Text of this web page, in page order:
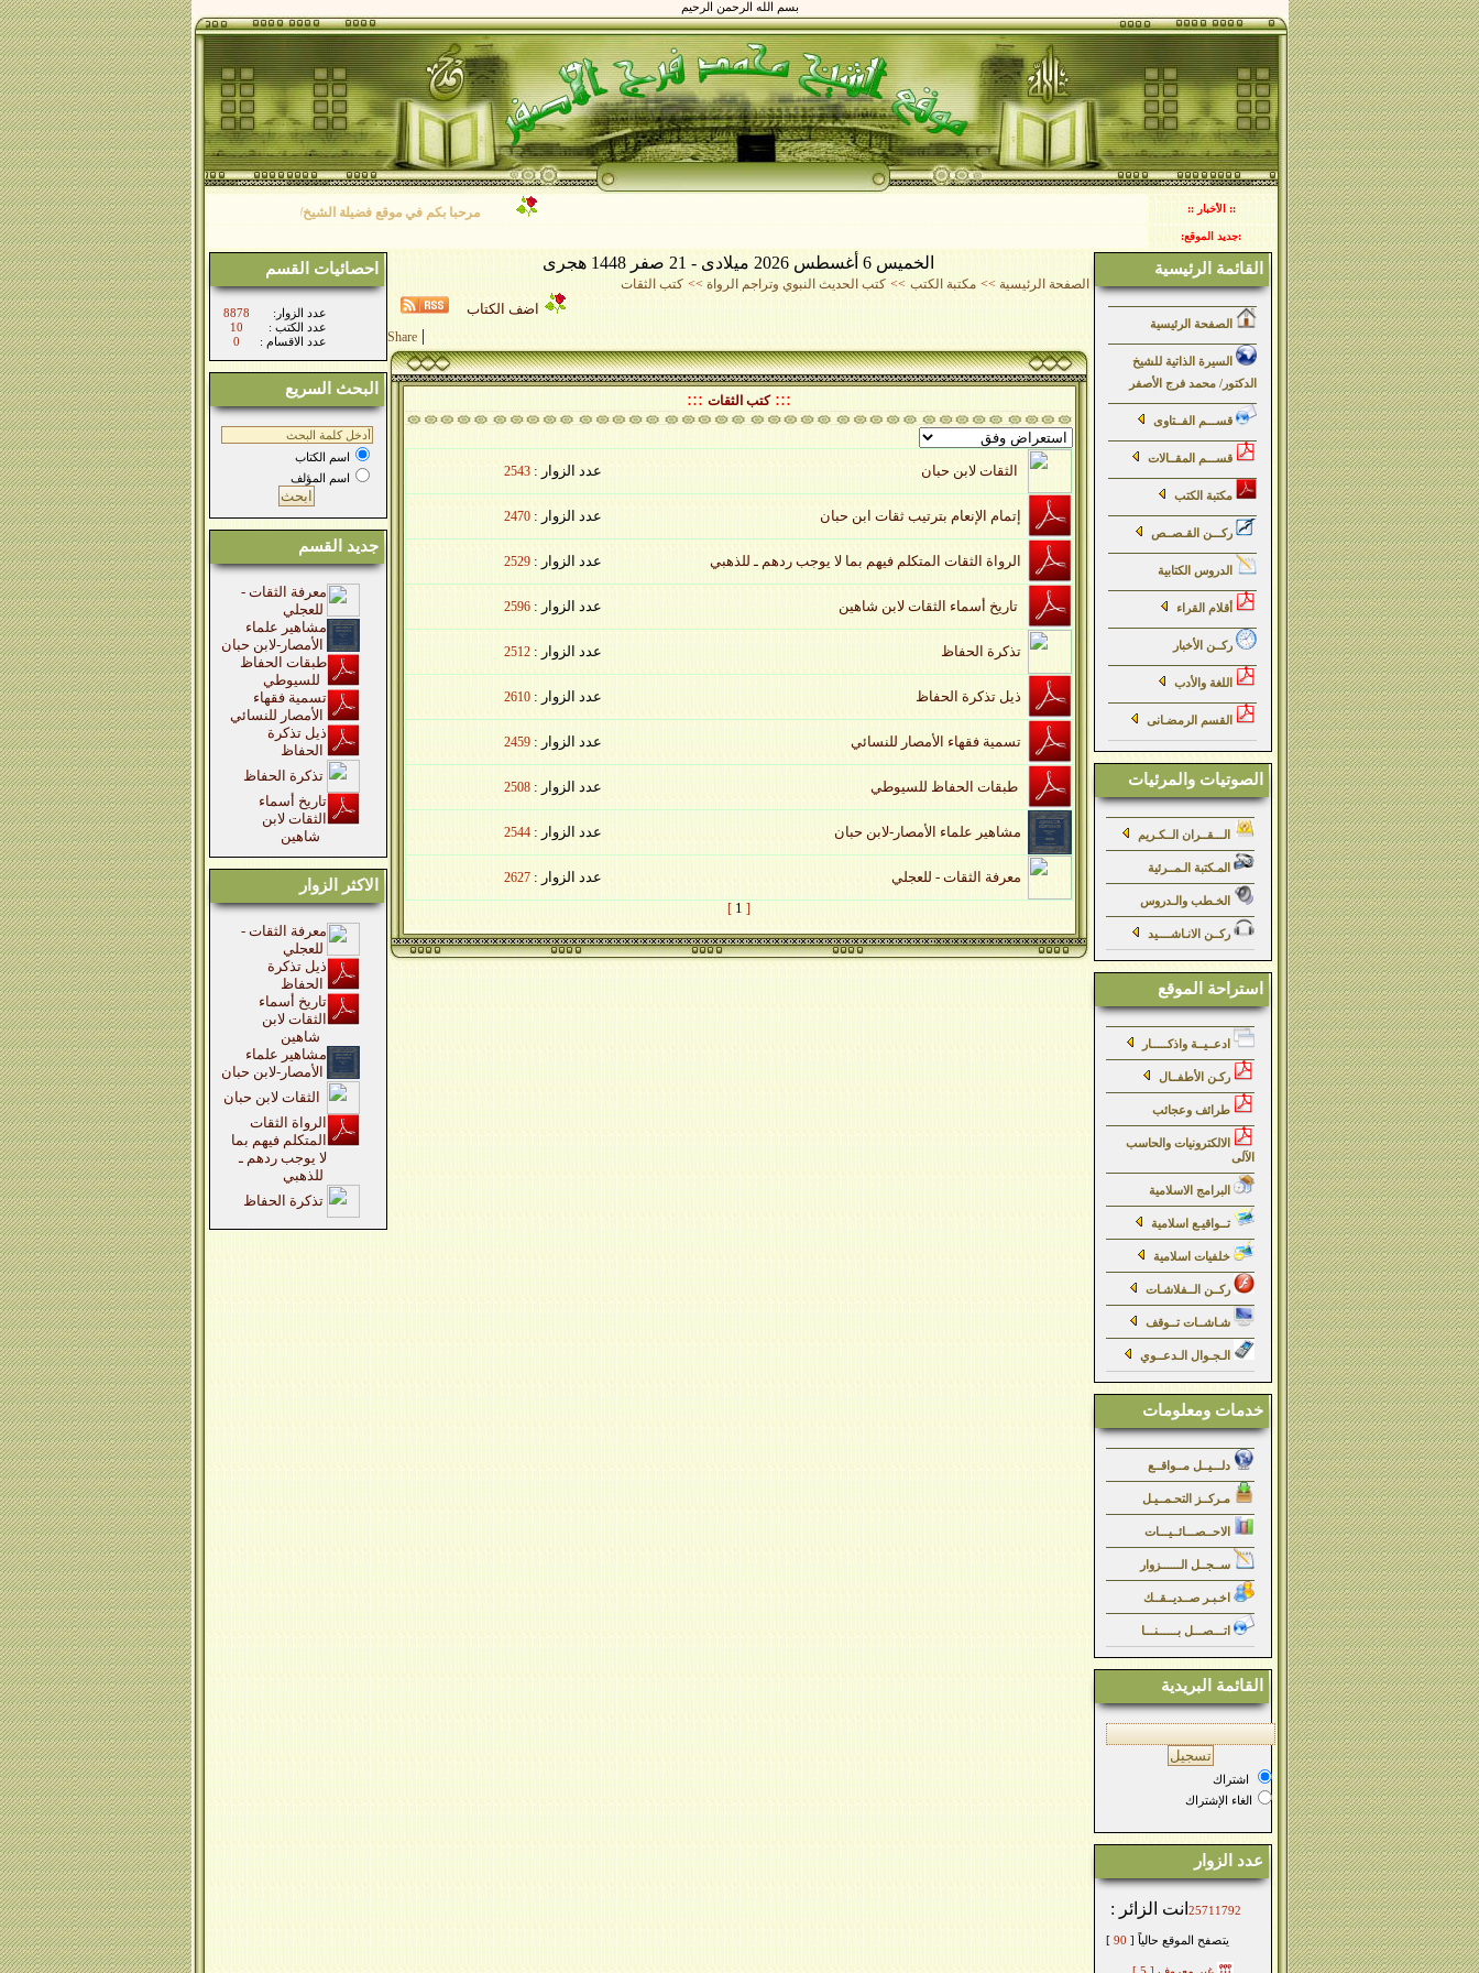
بسم الله الرحمن الرحيم
مرحبا بكم في موقع فضيلة الشيخ/ محمد فرج الأصفر نتمنى لكم طيب الاقامة بيننا :: الأخبار ::
:جديد الموقع:
احصائيات القسم
8878
:عدد الزوار
10
: عدد الكتب
0
: عدد الاقسام
البحث السريع
اسم الكتاب
اسم المؤلف
جديد القسم
معرفة الثقات -
مشاهير علماء
طبقات الحفاظ
تسمية فقهاء
ذيل تذكرة
تذكرة الحفاظ
تاريخ أسماء
الثقات لابن
الاكثر الزوار
معرفة الثقات -
ذيل تذكرة
تاريخ أسماء
الثقات لابن
مشاهير علماء
الرواة الثقات
المتكلم فيهم بما
لا يوجب ردهم ـ
تذكرة الحفاظ
الخميس 6 أغسطس 2026 ميلادى - 21 صفر 1448 هجرى
الصفحة الرئيسية>> مكتبة الكتب >> كتب الحديث النبوي وتراجم الرواة>> كتب الثقات
اضف الكتاب
Share |
::: كتب الثقات :::
عدد الزوار :2543
عدد الزوار :2470
عدد الزوار :2529
عدد الزوار :2596 تاريخ أسماء الثقات لابن شاهين
عدد الزوار :2512 تذكرة الحفاظ
عدد الزوار :2610
عدد الزوار :2459 تسمية فقهاء الأمصار للنسائي
عدد الزوار :2508 طبقات الحفاظ للسيوطي
عدد الزوار :2544
عدد الزوار :2627
[
]
القائمة الرئيسية
الصفحة الرئيسية
السيرة الذاتية للشيخ
الدكتور/ محمد فرج الأصفر
قســـم الفــتاوى
قســـم المقــالات
مكتبة الكتب
ركـــن القـصــص
الدروس الكتابية
أقلام القراء
ركــن الأخبار
اللغة والأدب
القسم الرمضـانى
الصوتيات والمرئيات
الـــقــران الــكـريم
المـكتبة الـمــرئية
الخـطب والـدروس
ركــن الانـاشــــيد
استراحة الموقع
ادعــيــة واذكـــــار
ركـن الأطفــال
طرائف وعجائب
الالكترونيات والحاسب
الآلى
البرامج الاسلامية
تــواقيـع اسلامية
خلفيات اسلامية
ركــن الــفلاشـات
شـاشــات تــوقف
الـجـوال الـدعــوي
خدمات ومعلومات
دلـــيــل مــواقــع
مـركــز التحـمــيـل
الاحــصـــائــيـــات
ســجــل الــــــزوار
اخـبـر صــديــقــك
اتـــصـــل بــــــنـــا
القائمة البريدية
الغاء الإشتراك
عدد الزوار
انت الزائر : 25711792
يتصفح الموقع حالياً [ 90
]